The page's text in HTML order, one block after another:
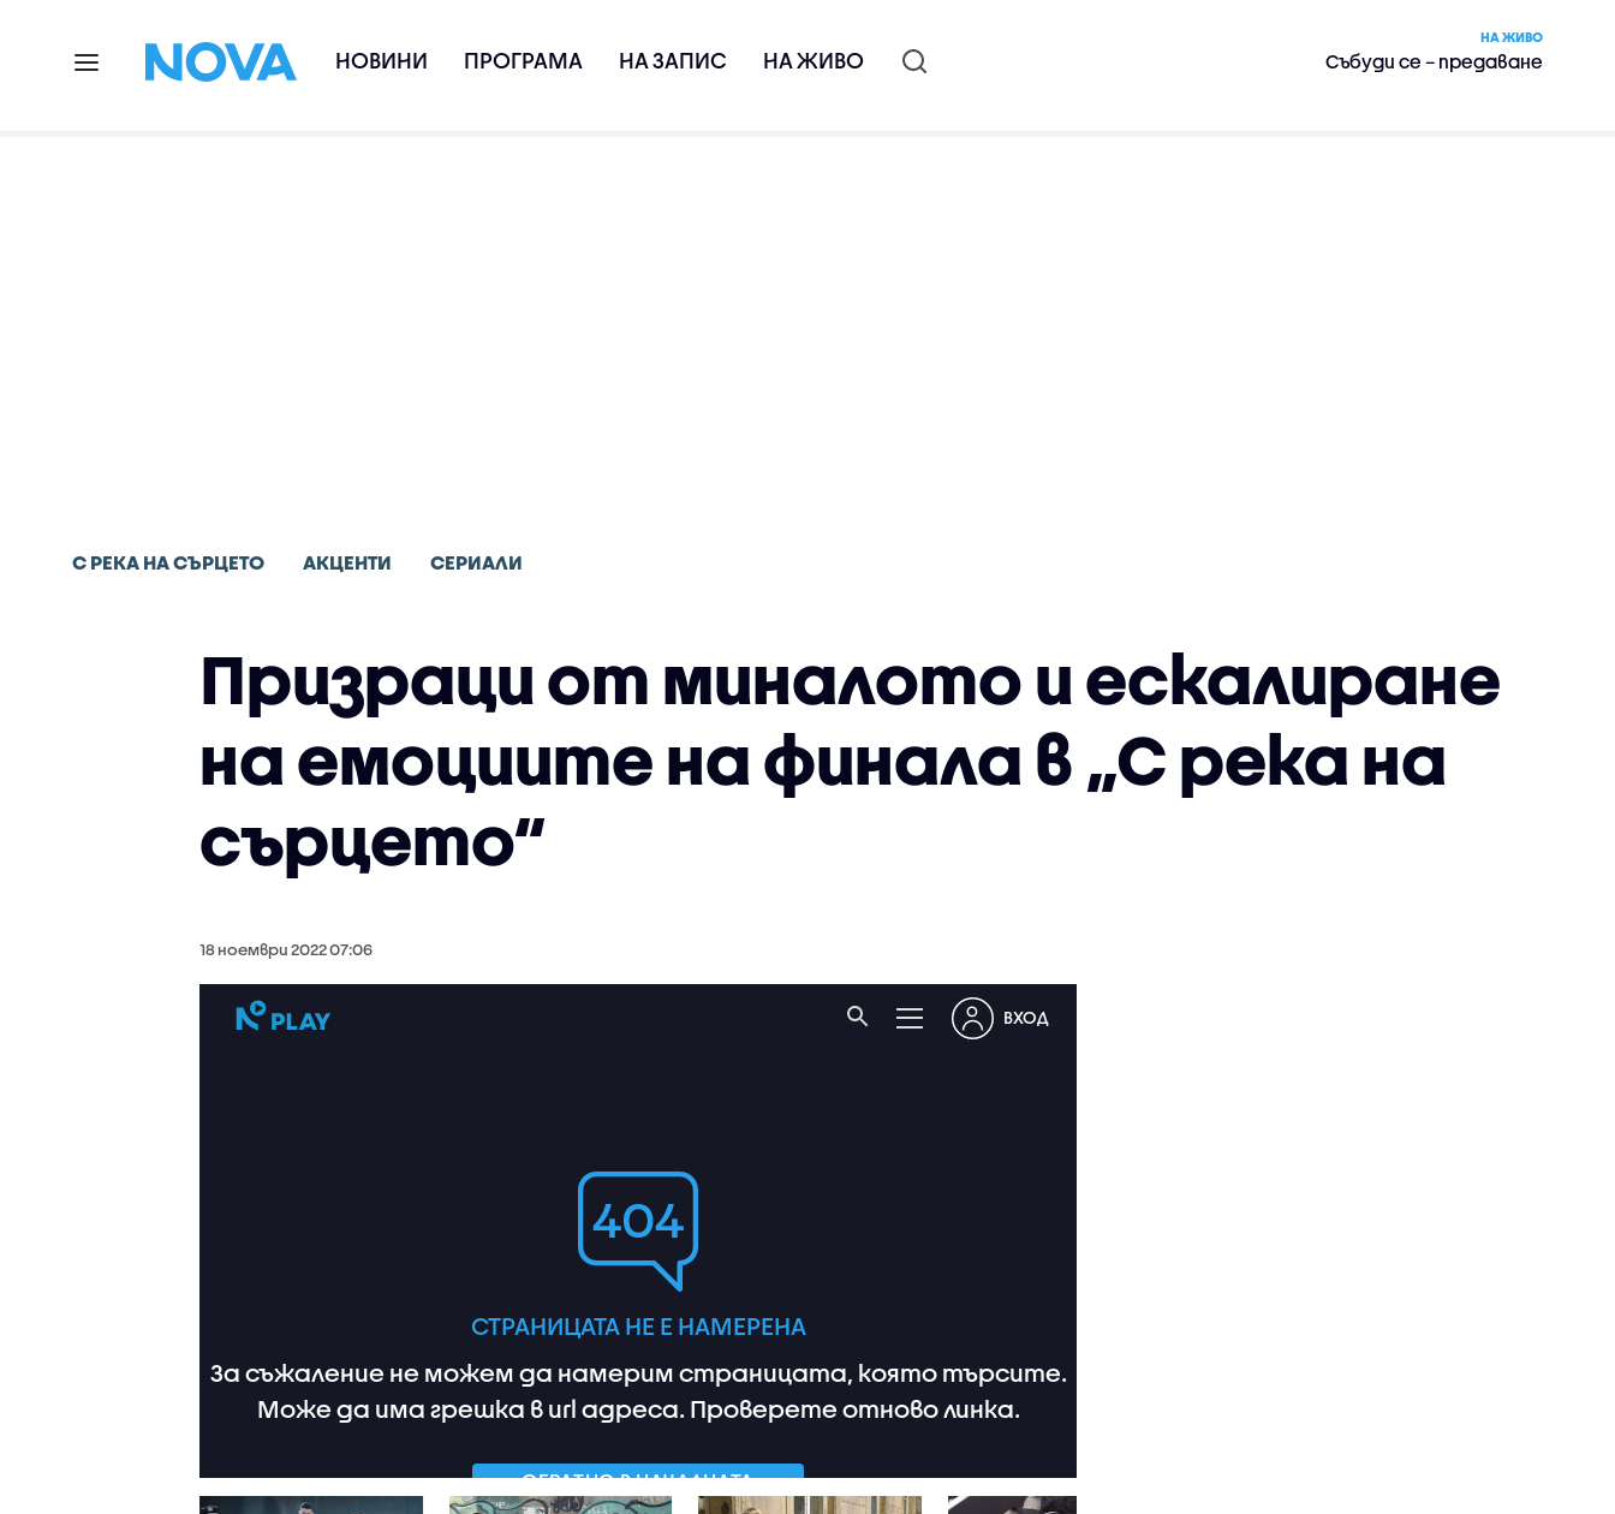
НОВИНИ ПРОГРАМА НА ЗАПИС НА ЖИВО
НА ЖИВО
Събуди се – предаване
С РЕКА НА СЪРЦЕТО АКЦЕНТИ СЕРИАЛИ
Призраци от миналото и ескалиране
на емоциите на финала в „С река на
сърцето“
18 ноември 2022 07:06